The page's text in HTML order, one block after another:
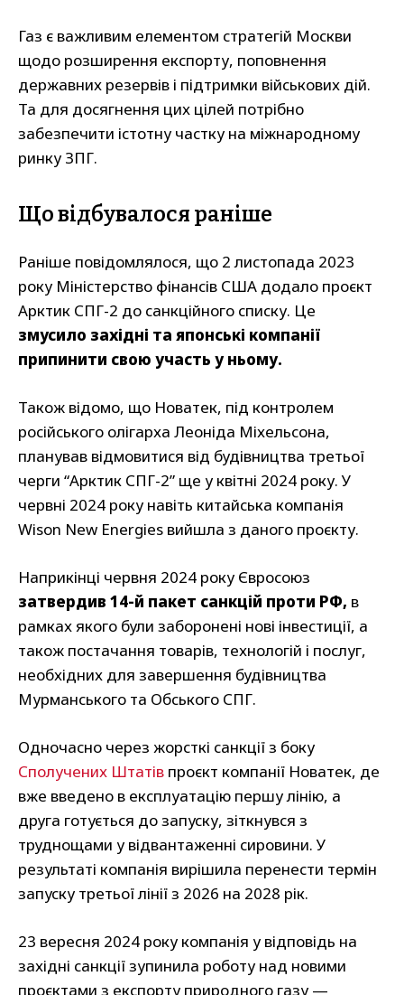
Газ є важливим елементом стратегій Москви
щодо розширення експорту, поповнення
державних резервів і підтримки військових дій.
Та для досягнення цих цілей потрібно
забезпечити істотну частку на міжнародному
ринку ЗПГ.
Що відбувалося раніше
Раніше повідомлялося, що 2 листопада 2023
року Міністерство фінансів США додало проєкт
Арктик СПГ-2 до санкційного списку. Це
змусило західні та японські компанії
припинити свою участь у ньому.
Також відомо, що Новатек, під контролем
російського олігарха Леоніда Міхельсона,
планував відмовитися від будівництва третьої
черги “Арктик СПГ-2” ще у квітні 2024 року. У
червні 2024 року навіть китайська компанія
Wison New Energies вийшла з даного проєкту.
Наприкінці червня 2024 року Євросоюз
затвердив 14-й пакет санкцій проти РФ, в
рамках якого були заборонені нові інвестиції, а
також постачання товарів, технологій і послуг,
необхідних для завершення будівництва
Мурманського та Обського СПГ.
Одночасно через жорсткі санкції з боку
Сполучених Штатів проєкт компанії Новатек, де
вже введено в експлуатацію першу лінію, а
друга готується до запуску, зіткнувся з
труднощами у відвантаженні сировини. У
результаті компанія вирішила перенести термін
запуску третьої лінії з 2026 на 2028 рік.
23 вересня 2024 року компанія у відповідь на
західні санкції зупинила роботу над новими
проєктами з експорту природного газу —